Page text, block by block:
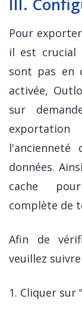
Pour
il est crucial
sont pas en
activée,
sur
données.
cache
complète de
Afin de
veuillez
1. Cliquer sur